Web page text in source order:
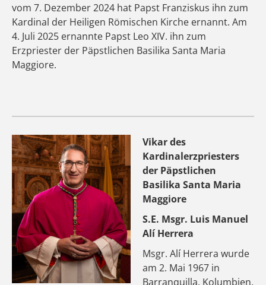
vom 7. Dezember 2024 hat Papst Franziskus ihn zum
Kardinal der Heiligen Römischen Kirche ernannt. Am
4. Juli 2025 ernannte Papst Leo XIV. ihn zum
Erzpriester der Päpstlichen Basilika Santa Maria
Maggiore.
Vikar des
Kardinalerzpriesters
der Päpstlichen
Basilika Santa Maria
Maggiore
S.E. Msgr. Luis Manuel
Alí Herrera
Msgr. Alí Herrera wurde
am 2. Mai 1967 in
Barranquilla, Kolumbien,